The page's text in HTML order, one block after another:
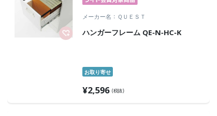
メーカー名 ＱＵＥＳＴ
ハンガーフレーム QE-N-HC-K
お取り寄せ
¥2,596 (税抜)